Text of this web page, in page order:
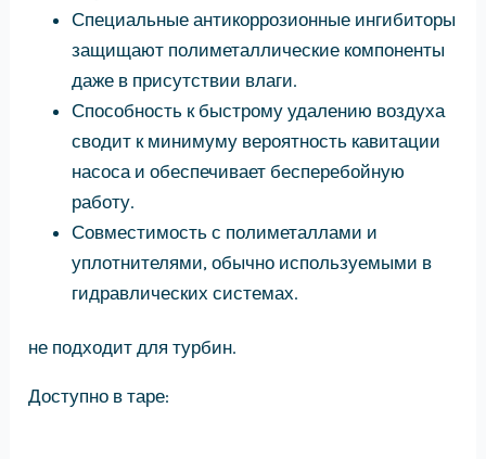
Специальные антикоррозионные ингибиторы
защищают полиметаллические компоненты
даже в присутствии влаги.
Способность к быстрому удалению воздуха
сводит к минимуму вероятность кавитации
насоса и обеспечивает бесперебойную
работу.
Совместимость с полиметаллами и
уплотнителями, обычно используемыми в
гидравлических системах.
не подходит для турбин.
Доступно в таре: